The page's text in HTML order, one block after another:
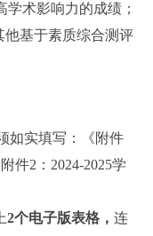
术影响力的成绩；
他基于素质综合测评
如实填写：《附件
件2 ： 2024-2025学
2个电子版表格，连